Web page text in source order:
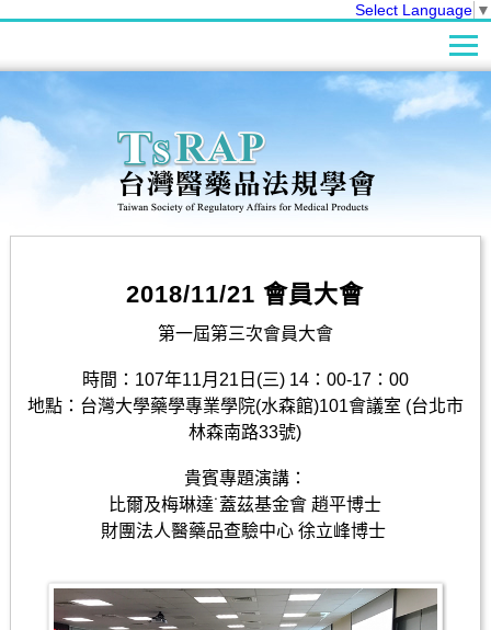
Select Language ▼
2018/11/21 會員大會
第一屆第三次會員大會
時間：107年11月21日(三) 14：00-17：00
地點：台灣大學藥學專業學院(水森館)101會議室 (台北市
林森南路33號)
貴賓專題演講：
比爾及梅琳達˙蓋茲基金會 趙平博士
財團法人醫藥品查驗中心 徐立峰博士